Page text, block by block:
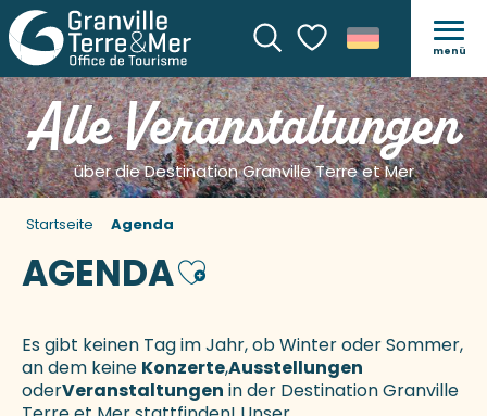
SucheVoir les favoris
menü
Alle Veranstaltungen
über die Destination Granville Terre et Mer
Startseite Agenda
AGENDAAjouter aux favoris
Es gibt keinen Tag im Jahr, ob Winter oder Sommer,
an dem keine Konzerte,Ausstellungen
oderVeranstaltungen in der Destination Granville